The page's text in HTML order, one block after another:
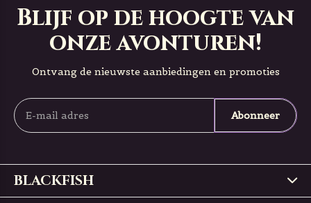
Blijf op de hoogte van
onze avonturen!
Ontvang de nieuwste aanbiedingen en promoties
Abonneer
BLACKFISH